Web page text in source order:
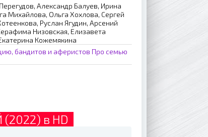
Александр Балуев, Ирина
Михайлова, Ольга Хохлова, Сергей
Руслан Ягудин, Арсений
Низовская, Елизавета
Кожемякина
бандитов и аферистов Про семью
в HD